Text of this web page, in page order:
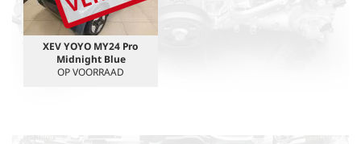
XEV YOYO MY24 Pro
Midnight Blue
OP VOORRAAD